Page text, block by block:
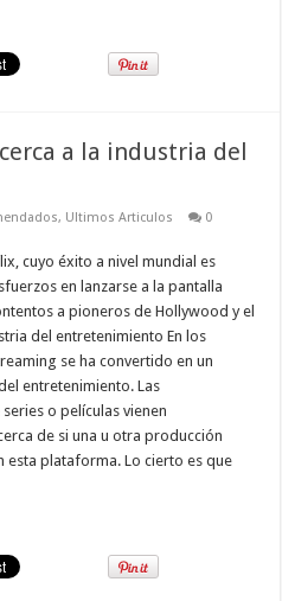
a la industria del
, Ultimos Articulos 0
cuyo éxito a nivel mundial es
en lanzarse a la pantalla
a pioneros de Hollywood y el
del entretenimiento En los
se ha convertido en un
entretenimiento. Las
o películas vienen
de si una u otra producción
esta plataforma. Lo cierto es que